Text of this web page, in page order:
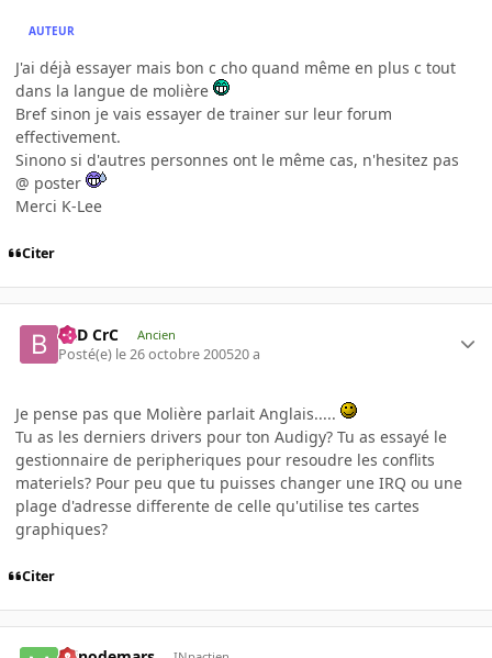
AUTEUR
J'ai déjà essayer mais bon c cho quand même en plus c tout
dans la langue de molière
Bref sinon je vais essayer de trainer sur leur forum
effectivement.
Sinono si d'autres personnes ont le même cas, n'hesitez pas
@ poster
Merci K-Lee
Citer
BaD CrC Ancien
Posté(e) le 26 octobre 200520 a
Je pense pas que Molière parlait Anglais.....
Tu as les derniers drivers pour ton Audigy? Tu as essayé le
gestionnaire de peripheriques pour resoudre les conflits
materiels? Pour peu que tu puisses changer une IRQ ou une
plage d'adresse differente de celle qu'utilise tes cartes
graphiques?
Citer